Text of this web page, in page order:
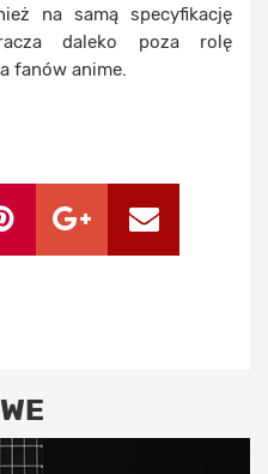
na samą specyfikację
daleko poza rolę
fanów anime.